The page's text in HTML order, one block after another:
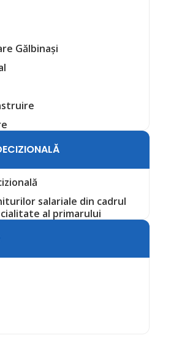
Gălbinași
salariale din cadrul
al primarului